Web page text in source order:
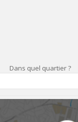
Dans quel quartier ?